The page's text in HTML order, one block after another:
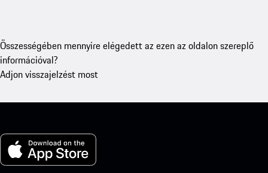
Összességében mennyire elégedett az ezen az oldalon szereplő
információval?
Adjon visszajelzést most